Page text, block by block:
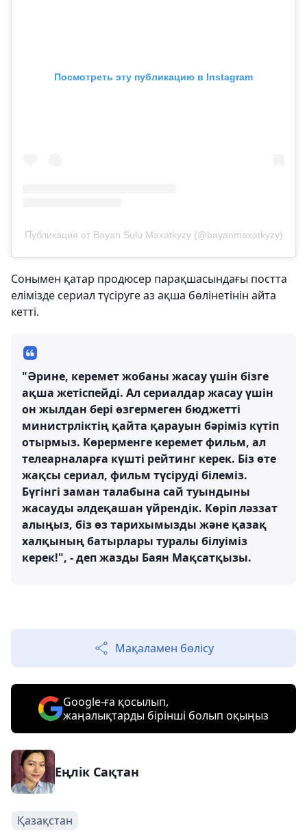
Посмотреть эту публикацию в Instagram
Публикация от Bayan Sulu Maxatkyzy (@bayanmaxatkyzy)
Сонымен қатар продюсер парақшасындағы постта
елімізде сериал түсіруге аз ақша бөлінетінін айта
кетті.
"Әрине, керемет жобаны жасау үшін бізге
ақша жетіспейді. Ал сериалдар жасау үшін
он жылдан бері өзгермеген бюджетті
министрліктің қайта қарауын бәріміз күтіп
отырмыз. Көрерменге керемет фильм, ал
телеарналарға күшті рейтинг керек. Біз өте
жақсы сериал, фильм түсіруді білеміз.
Бүгінгі заман талабына сай туындыны
жасауды әлдеқашан үйрендік. Көріп ләззат
алыңыз, біз өз тарихымызды және қазақ
халқының батырлары туралы білуіміз
керек!", - деп жазды Баян Мақсатқызы.
Мақаламен бөлісу
Google-ға қосылып,
жаңалықтарды бірінші болып оқыңыз
Еңлік Сақтан
Қазақстан